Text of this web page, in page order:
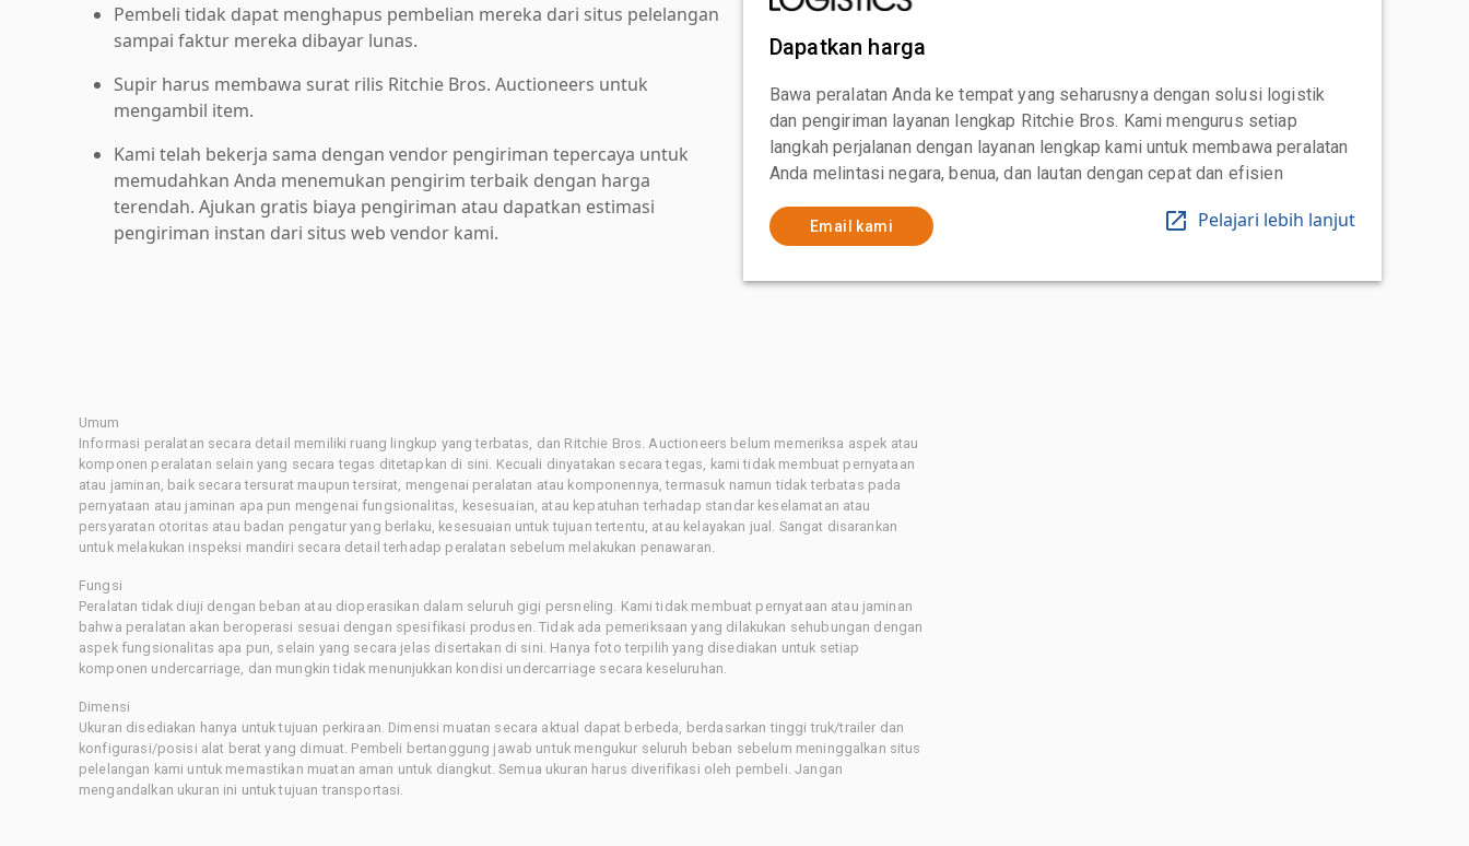
Pembeli tidak dapat menghapus pembelian mereka dari situs pelelangan
sampai faktur mereka dibayar lunas.
Supir harus membawa surat rilis Ritchie Bros. Auctioneers untuk
mengambil item.
Kami telah bekerja sama dengan vendor pengiriman tepercaya untuk
memudahkan Anda menemukan pengirim terbaik dengan harga
terendah. Ajukan gratis biaya pengiriman atau dapatkan estimasi
pengiriman instan dari situs web vendor kami.
Dapatkan harga
Bawa peralatan Anda ke tempat yang seharusnya dengan solusi logistik
dan pengiriman layanan lengkap Ritchie Bros. Kami mengurus setiap
langkah perjalanan dengan layanan lengkap kami untuk membawa peralatan
Anda melintasi negara, benua, dan lautan dengan cepat dan efisien
Email kami Pelajari lebih lanjut
Umum
Informasi peralatan secara detail memiliki ruang lingkup yang terbatas, dan Ritchie Bros. Auctioneers belum memeriksa aspek atau
komponen peralatan selain yang secara tegas ditetapkan di sini. Kecuali dinyatakan secara tegas, kami tidak membuat pernyataan
atau jaminan, baik secara tersurat maupun tersirat, mengenai peralatan atau komponennya, termasuk namun tidak terbatas pada
pernyataan atau jaminan apa pun mengenai fungsionalitas, kesesuaian, atau kepatuhan terhadap standar keselamatan atau
persyaratan otoritas atau badan pengatur yang berlaku, kesesuaian untuk tujuan tertentu, atau kelayakan jual. Sangat disarankan
untuk melakukan inspeksi mandiri secara detail terhadap peralatan sebelum melakukan penawaran.
Fungsi
Peralatan tidak diuji dengan beban atau dioperasikan dalam seluruh gigi persneling. Kami tidak membuat pernyataan atau jaminan
bahwa peralatan akan beroperasi sesuai dengan spesifikasi produsen. Tidak ada pemeriksaan yang dilakukan sehubungan dengan
aspek fungsionalitas apa pun, selain yang secara jelas disertakan di sini. Hanya foto terpilih yang disediakan untuk setiap
komponen undercarriage, dan mungkin tidak menunjukkan kondisi undercarriage secara keseluruhan.
Dimensi
Ukuran disediakan hanya untuk tujuan perkiraan. Dimensi muatan secara aktual dapat berbeda, berdasarkan tinggi truk/trailer dan
konfigurasi/posisi alat berat yang dimuat. Pembeli bertanggung jawab untuk mengukur seluruh beban sebelum meninggalkan situs
pelelangan kami untuk memastikan muatan aman untuk diangkut. Semua ukuran harus diverifikasi oleh pembeli. Jangan
mengandalkan ukuran ini untuk tujuan transportasi.